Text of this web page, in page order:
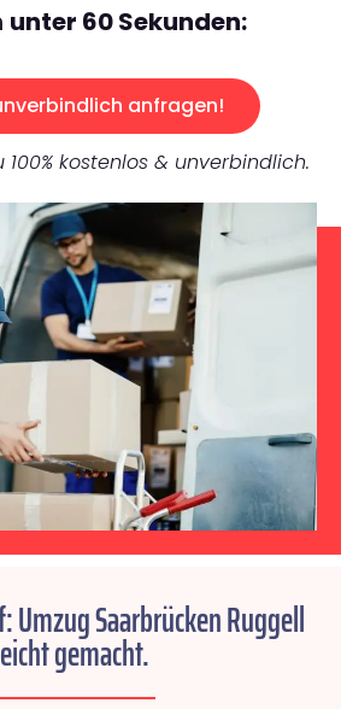
unter 60 Sekunden:
anfragen!
kostenlos & unverbindlich.
Umzug Saarbrücken Ruggell
gemacht.